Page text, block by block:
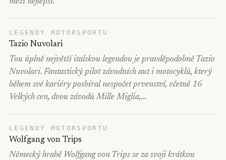
mezi nejlepší.
LEGENDY MOTORSPORTU
Tazio Nuvolari
Tou úplně největší italskou legendou je pravděpodobně Tazio
Nuvolari. Fantastický pilot závodních aut i motocyklů, který
během své kariéry posbíral nespočet prvenství, včetně 16
Velkých cen, dvou závodů Mille Miglia,…
LEGENDY MOTORSPORTU
Wolfgang von Trips
Německý hrabě Wolfgang von Trips se za svoji krátkou